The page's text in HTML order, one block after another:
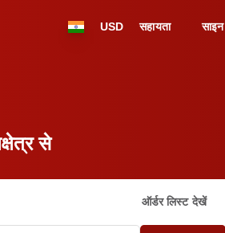
USD सहायता
से
ऑर्डर लिस्ट देखें